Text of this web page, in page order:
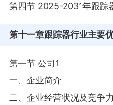
第四节 2025-2031年跟踪
第十一章跟踪器行业主要
第一节 公司1
一、企业简介
二、企业经营状况及竞争